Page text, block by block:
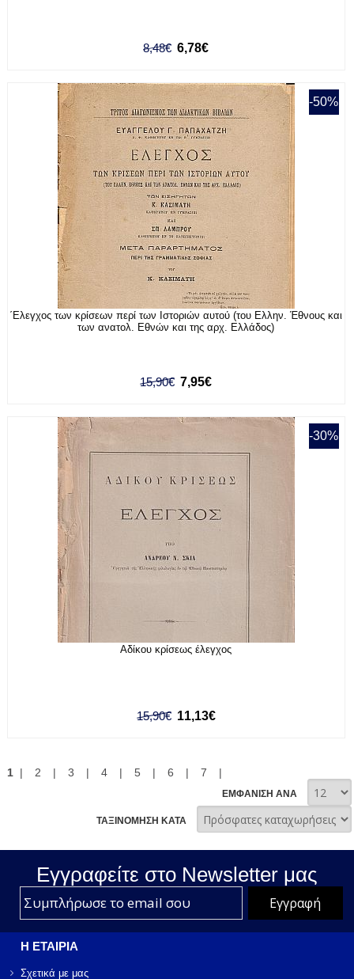
8,48€ 6,78€
-50%
΄Ελεγχος των κρίσεων περί των Ιστοριών αυτού (του Ελλην. Έθνους και
των ανατολ. Εθνών και της αρχ. Ελλάδος)
15,90€ 7,95€
-30%
Αδίκου κρίσεως έλεγχος
15,90€ 11,13€
1| 2 | 3 | 4 | 5 | 6 | 7 |
ΕΜΦΑΝΙΣΗ ΑΝΑ
ΤΑΞΙΝΟΜΗΣΗ ΚΑΤΑ
Εγγραφείτε στο Νewsletter μας
Η ΕΤΑΙΡΙΑ
Σχετικά με μας